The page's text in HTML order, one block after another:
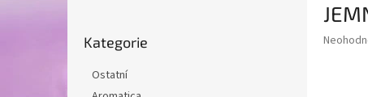
kategorie
Kategorie
Ostatní